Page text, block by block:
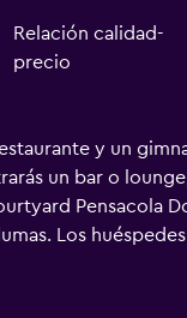
Relación calidad-
precio
y un
un bar o
Pensacola
Los
equipados con
por cable de